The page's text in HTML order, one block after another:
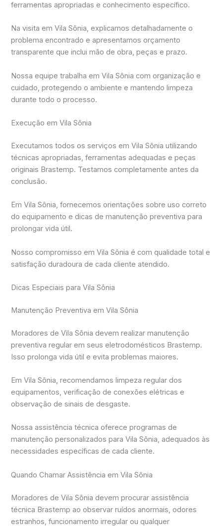
ferramentas apropriadas e conhecimento específico.
Na visita em Vila Sônia, explicamos detalhadamente o
problema encontrado e apresentamos orçamento
transparente que inclui mão de obra, peças e prazo.
Nossa equipe trabalha em Vila Sônia com organização e
cuidado, protegendo o ambiente e mantendo limpeza
durante todo o processo.
Execução em Vila Sônia
Executamos todos os serviços em Vila Sônia utilizando
técnicas apropriadas, ferramentas adequadas e peças
originais Brastemp. Testamos completamente antes da
conclusão.
Em Vila Sônia, fornecemos orientações sobre uso correto
do equipamento e dicas de manutenção preventiva para
prolongar vida útil.
Nosso compromisso em Vila Sônia é com qualidade total e
satisfação duradoura de cada cliente atendido.
Dicas Especiais para Vila Sônia
Manutenção Preventiva em Vila Sônia
Moradores de Vila Sônia devem realizar manutenção
preventiva regular em seus eletrodomésticos Brastemp.
Isso prolonga vida útil e evita problemas maiores.
Em Vila Sônia, recomendamos limpeza regular dos
equipamentos, verificação de conexões elétricas e
observação de sinais de desgaste.
Nossa assistência técnica oferece programas de
manutenção personalizados para Vila Sônia, adequados às
necessidades específicas de cada cliente.
Quando Chamar Assistência em Vila Sônia
Moradores de Vila Sônia devem procurar assistência
técnica Brastemp ao observar ruídos anormais, odores
estranhos, funcionamento irregular ou qualquer